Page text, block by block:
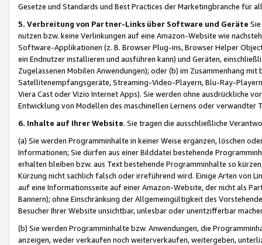
Gesetze und Standards und Best Practices der Marketingbranche für
5. Verbreitung von Partner-Links über Software und Geräte
nutzen bzw. keine Verlinkungen auf eine Amazon-Website wie
Software-Applikationen (z. B. Browser Plug-ins, Browser Helper
ein Endnutzer installieren und ausführen kann) und Geräten,
Zugelassenen Mobilen Anwendungen); oder (b) im Zusammenhang
Satellitenempfangsgeräte, Streaming-Video-Playern, Blu-Ray-
Viera Cast oder Vizio Internet Apps). Sie werden ohne ausdrückliche
Entwicklung von Modellen des maschinellen Lernens oder
6. Inhalte auf Ihrer Website. Sie tragen die ausschließliche
(a) Sie werden Programminhalte in keiner Weise ergänzen, löschen
Informationen; Sie dürfen aus einer Bilddatei bestehende
erhalten bleiben bzw. aus Text bestehende Programminhalte so
Kürzung nicht sachlich falsch oder irreführend wird. Einige Arten von
auf eine Informationsseite auf einer Amazon-Website, der nicht als
Bannern); ohne Einschränkung der Allgemeingültigkeit des
Besucher Ihrer Website unsichtbar, unlesbar oder unentzifferbar
(b) Sie werden Programminhalte bzw. Anwendungen, die
anzeigen, weder verkaufen noch weiterverkaufen, weitergeben,